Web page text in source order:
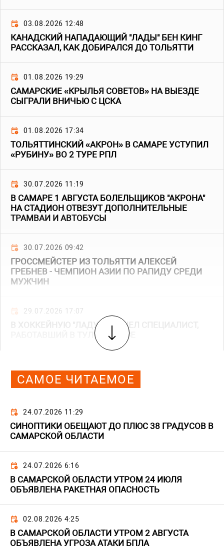
03.08.2026 12:48
КАНАДСКИЙ НАПАДАЮЩИЙ "ЛАДЫ" БЕН КИНГ
РАССКАЗАЛ, КАК ДОБИРАЛСЯ ДО ТОЛЬЯТТИ
01.08.2026 19:29
САМАРСКИЕ «КРЫЛЬЯ СОВЕТОВ» НА ВЫЕЗДЕ
СЫГРАЛИ ВНИЧЬЮ С ЦСКА
01.08.2026 17:34
ТОЛЬЯТТИНСКИЙ «АКРОН» В САМАРЕ УСТУПИЛ
«РУБИНУ» ВО 2 ТУРЕ РПЛ
30.07.2026 11:19
В САМАРЕ 1 АВГУСТА БОЛЕЛЬЩИКОВ "АКРОНА"
НА СТАДИОН ОТВЕЗУТ ДОПОЛНИТЕЛЬНЫЕ
ТРАМВАИ И АВТОБУСЫ
30.07.2026 09:42
ГРОССМЕЙСТЕР ИЗ ТОЛЬЯТТИ АЛЕКСЕЙ
ГРЕБНЕВ - ЧЕМПИОН АЗИИ ПО РАПИДУ СРЕДИ
МУЖЧИН
29.07.2026 17:07
В ХОККЕЙНУЮ "ЛАДУ" ПРИШЕЛ СПЕЦИАЛИСТ,
РАБОТАВШИЙ В ТУЛЕ И ПЕНЗЕ
САМОЕ ЧИТАЕМОЕ
24.07.2026 11:29
СИНОПТИКИ ОБЕЩАЮТ ДО ПЛЮС 38 ГРАДУСОВ В
САМАРСКОЙ ОБЛАСТИ
24.07.2026 6:16
В САМАРСКОЙ ОБЛАСТИ УТРОМ 24 ИЮЛЯ
ОБЪЯВЛЕНА РАКЕТНАЯ ОПАСНОСТЬ
02.08.2026 4:25
В САМАРСКОЙ ОБЛАСТИ УТРОМ 2 АВГУСТА
ОБЪЯВЛЕНА УГРОЗА АТАКИ БПЛА